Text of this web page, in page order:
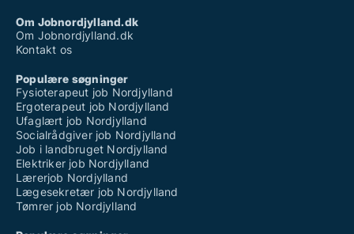
Om Jobnordjylland.dk
Om Jobnordjylland.dk
Kontakt os
Populære søgninger
Fysioterapeut job Nordjylland
Ergoterapeut job Nordjylland
Ufaglært job Nordjylland
Socialrådgiver job Nordjylland
Job i landbruget Nordjylland
Elektriker job Nordjylland
Lærerjob Nordjylland
Lægesekretær job Nordjylland
Tømrer job Nordjylland